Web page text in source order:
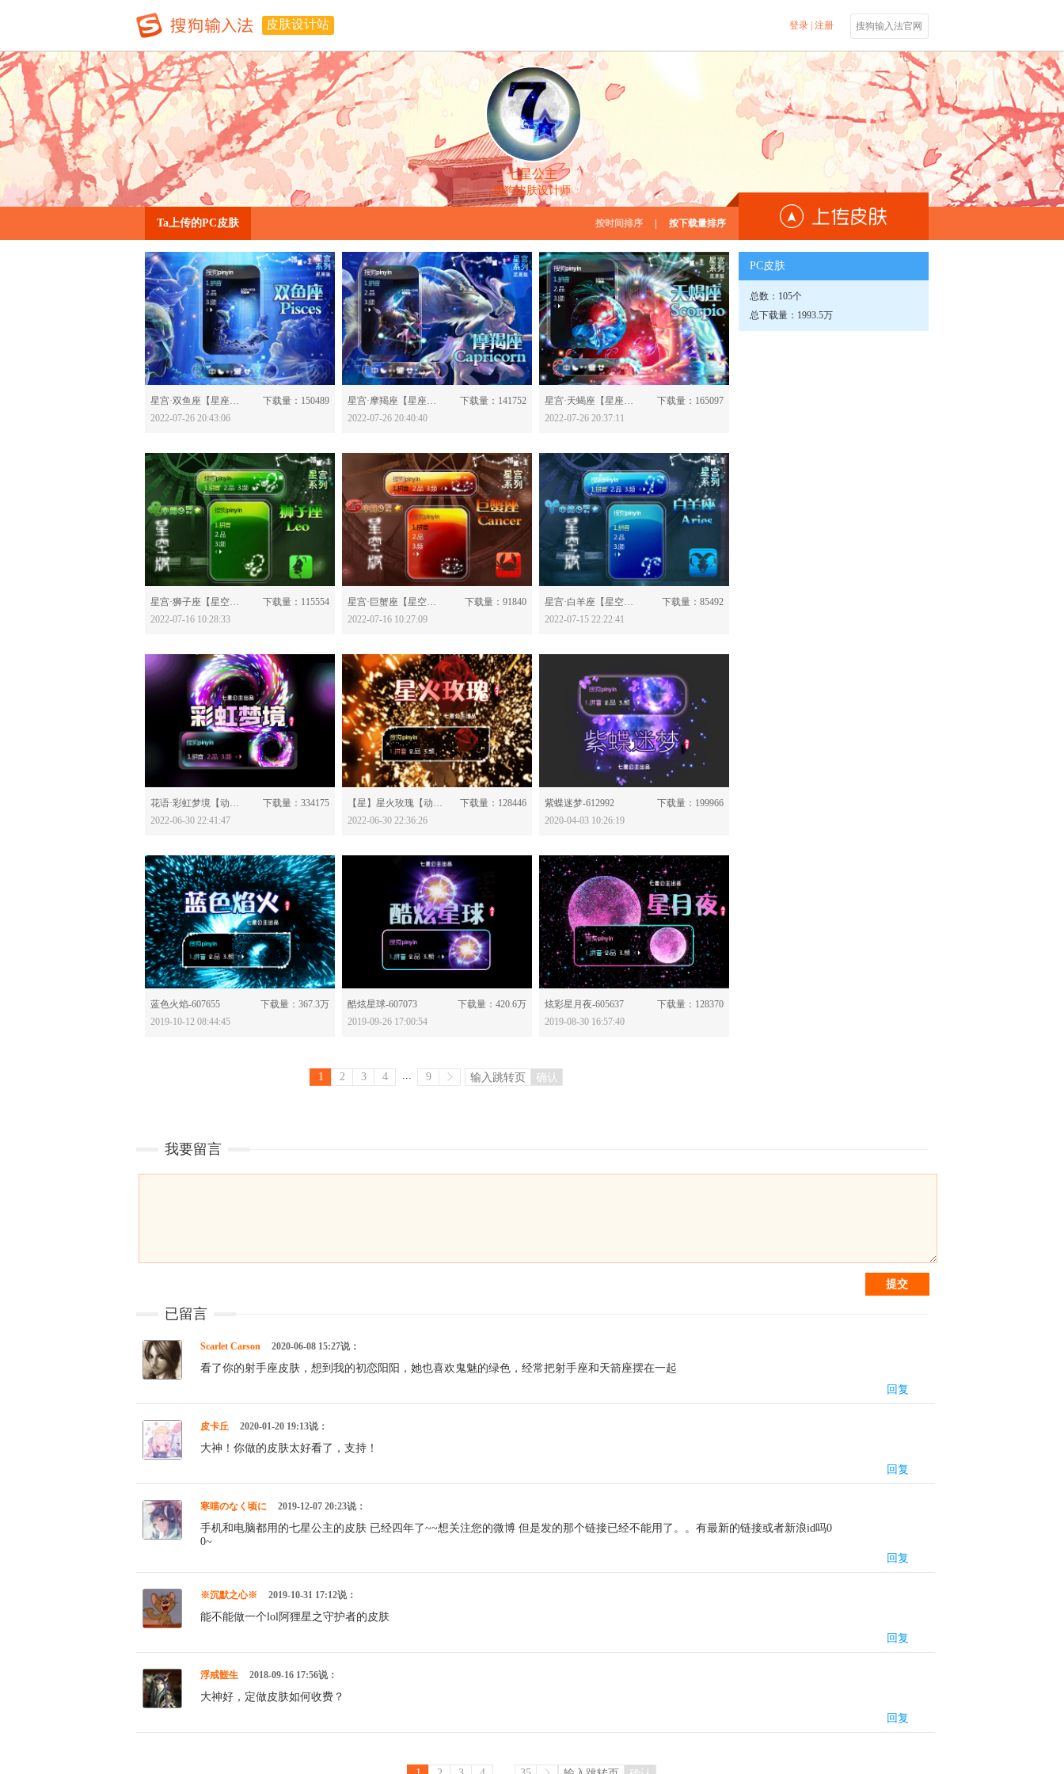
皮肤设计站 登录| 注册 搜狗输入法官网
七星公主
搜狗皮肤设计师
Ta上传的PC皮肤 按时间排序 按下载量排序
分享：
星宫·双鱼座【星座版】-628602
下载量：150489
2022-07-26 20:43:06
分享：
星宫·摩羯座【星座版】-628598
下载量：141752
2022-07-26 20:40:40
分享：
星宫·天蝎座【星座版】-628594
下载量：165097
2022-07-26 20:37:11
分享：
星宫·狮子座【星空版】-628435
下载量：115554
2022-07-16 10:28:33
分享：
星宫·巨蟹座【星空版】-628433
下载量：91840
2022-07-16 10:27:09
分享：
星宫·白羊座【星空版】-628416
下载量：85492
2022-07-15 22:22:41
分享：
花语·彩虹梦境【动态】-628122
下载量：334175
2022-06-30 22:41:47
分享：
【星】星火玫瑰【动态】-628120
下载量：128446
2022-06-30 22:36:26
分享：
紫蝶迷梦-612992
下载量：199966
2020-04-03 10:26:19
分享：
蓝色火焰-607655
下载量：367.3万
2019-10-12 08:44:45
分享：
酷炫星球-607073
下载量：420.6万
2019-09-26 17:00:54
分享：
炫彩星月夜-605637
下载量：128370
2019-08-30 16:57:40
1 2 3 4 ... 9 确认
PC皮肤
总数：105个
总下载量：1993.5万
我要留言
提交
已留言
Scarlet Carson 2020-06-08 15:27说：
看了你的射手座皮肤，想到我的初恋阳阳，她也喜欢鬼魅的绿色，经常把射手座和天箭座摆在一起
回复
皮卡丘 2020-01-20 19:13说：
大神！你做的皮肤太好看了，支持！
回复
寒喵のなく顷に 2019-12-07 20:23说：
手机和电脑都用的七星公主的皮肤 已经四年了~~想关注您的微博 但是发的那个链接已经不能用了。。有最新的链接或者新浪id吗0
0~
回复
※沉默之心※ 2019-10-31 17:12说：
能不能做一个lol阿狸星之守护者的皮肤
回复
浮戒髊生 2018-09-16 17:56说：
大神好，定做皮肤如何收费？
回复